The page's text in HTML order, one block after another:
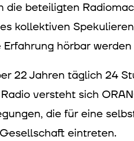
die beteiligten
kollektiven
hörbar werden
22 Jahren täglich 24
versteht sich
die für eine
eintreten.